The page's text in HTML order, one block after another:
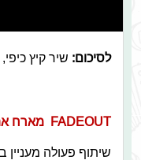
לסיכום: שיר קיץ
FADEOUT מארח את עמית שקל - "If You Love Me"